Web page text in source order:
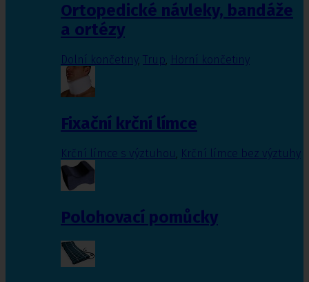
Ortopedické návleky, bandáže
a ortézy
Dolní končetiny, Trup, Horní končetiny
Fixační krční límce
Krční límce s výztuhou Krční límce bez výztuhy
Polohovací pomůcky